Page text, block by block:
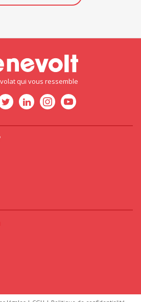
qui vous ressemble